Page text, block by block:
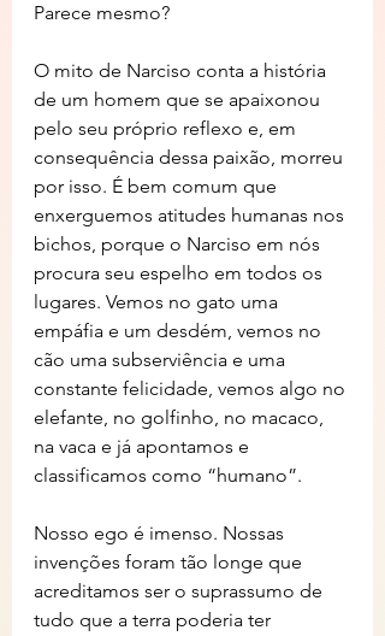
Parece mesmo?
O mito de Narciso conta a história
de um homem que se apaixonou
pelo seu próprio reflexo e, em
consequência dessa paixão, morreu
por isso. É bem comum que
enxerguemos atitudes humanas nos
bichos, porque o Narciso em nós
procura seu espelho em todos os
lugares. Vemos no gato uma
empáfia e um desdém, vemos no
cão uma subserviência e uma
constante felicidade, vemos algo no
elefante, no golfinho, no macaco,
na vaca e já apontamos e
classificamos como “humano”.
Nosso ego é imenso. Nossas
invenções foram tão longe que
acreditamos ser o suprassumo de
tudo que a terra poderia ter